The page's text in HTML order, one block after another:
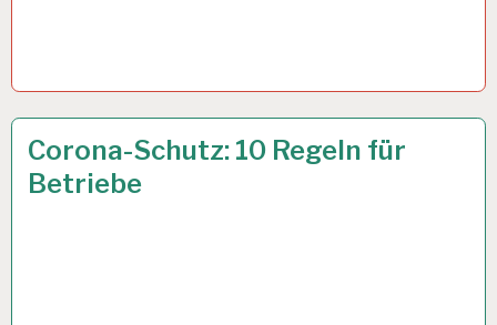
50PLUS…
Corona-Schutz: 10 Regeln für
Betriebe
17 APR. 2020